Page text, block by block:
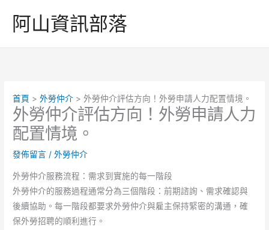
阿山資訊部落
首頁 外勞仲介 外勞仲介評估方向！外勞申請人力配置情境。
外勞仲介評估方向！外勞申請人力
配置情境。
發佈留言 /外勞仲介
外勞仲介服務流程：需求到實施的每一階段
外勞仲介的服務過程通常分為三個階段：前期諮詢、需求確認與
後續協助。每一階段都要求外勞仲介與雇主保持緊密的溝通，確
保外勞招聘的順利進行。